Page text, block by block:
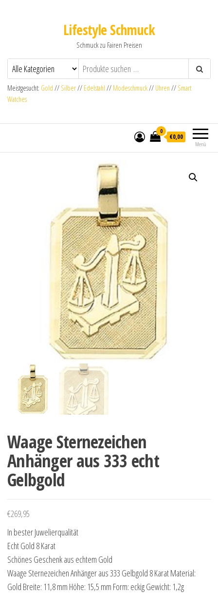
Lifestyle Schmuck
Schmuck zu Fairen Preisen
Meistgesucht: Gold // Silber// Edelstahl // Modeschmuck// Uhren // Smart
Watches
Menü
0
€0,00
Waage Sternezeichen
Anhänger aus 333 echt
Gelbgold
€269,95
In bester Juwelierqualität
Echt Gold 8 Karat
Schönes Geschenk aus echtem Gold
Waage Sternezeichen Anhänger aus 333 Gelbgold 8 Karat Material:
Gold Breite: 11,8 mm Höhe: 15,5 mm Form: eckig Gewicht: 1,2g